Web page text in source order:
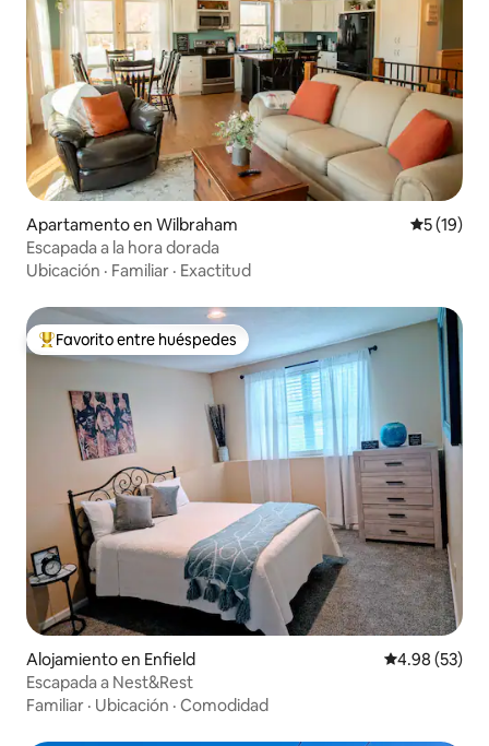
Apartamento en Wilbraham
5 (19)
Escapada a la hora dorada
Ubicación · Familiar · Exactitud
Favorito entre huéspedes preferido
Favorito entre huéspedes
Alojamiento en Enfield Calificación
4.98 (53)
Escapada a Nest&Rest
Familiar · Ubicación · Comodidad